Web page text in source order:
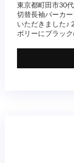
東京都町田市30
切替長袖パーカ
いただきました♪
ボリーにブラッ